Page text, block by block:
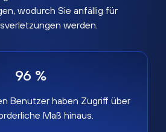
wodurch Sie anfällig für
werden.
96 %
Benutzer haben Zugriff über
Maß hinaus.